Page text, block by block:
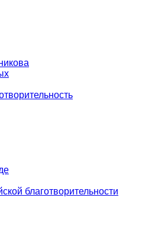
благотворительности